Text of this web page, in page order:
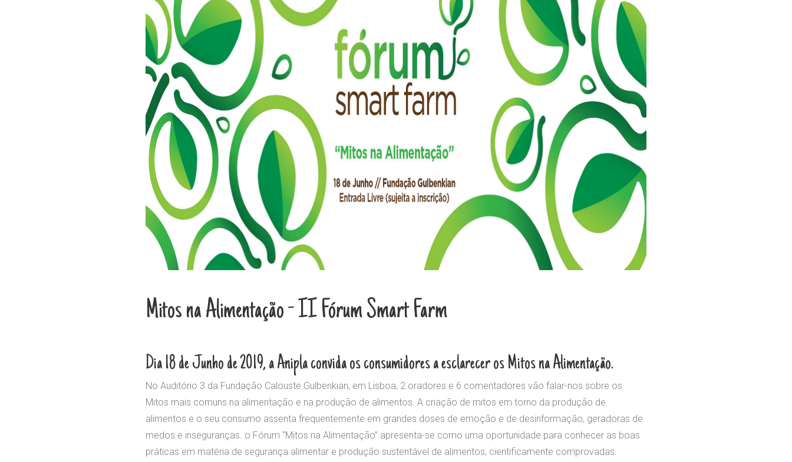
Mitos na Alimentação - II Fórum Smart Farm
Dia 18 de Junho de 2019, a Anipla convida os consumidores a esclarecer os Mitos na Alimentação.
No Auditório 3 da Fundação Calouste Gulbenkian, em Lisboa, 2 oradores e 6 comentadores vão falar-nos sobre os
Mitos mais comuns na alimentação e na produção de alimentos. A criação de mitos em torno da produção de
alimentos e o seu consumo assenta frequentemente em grandes doses de emoção e de desinformação, geradoras de
medos e inseguranças. o Fórum “Mitos na Alimentação” apresenta-se como uma oportunidade para conhecer as boas
práticas em matéria de segurança alimentar e produção sustentável de alimentos, cientificamente comprovadas.